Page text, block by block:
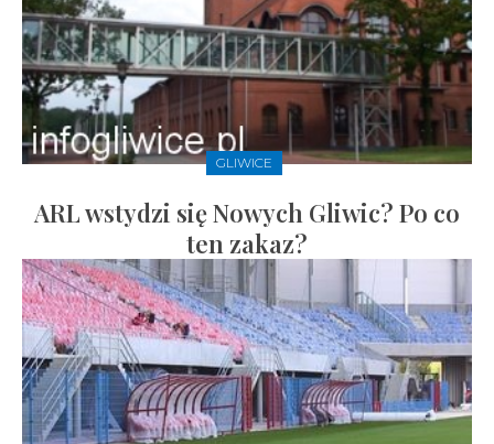
GLIWICE
ARL wstydzi się Nowych Gliwic? Po co
ten zakaz?